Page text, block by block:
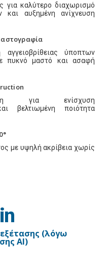
για καλύτερο διαχωρισμό
και αυξημένη ανίχνευση
αγγειοβρίθειας ύποπτων
πυκνό μαστό και ασαφή
για ενίσχυση
βελτιωμένη ποιότητα
με υψηλή ακρίβεια χωρίς
εξέτασης (λόγω
AI)